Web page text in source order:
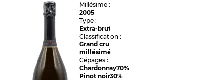
Millésime :
2005
Type :
Extra-brut
Classification :
Grand cru
millésimé
Cépages :
Chardonnay70%
Pinot noir30%